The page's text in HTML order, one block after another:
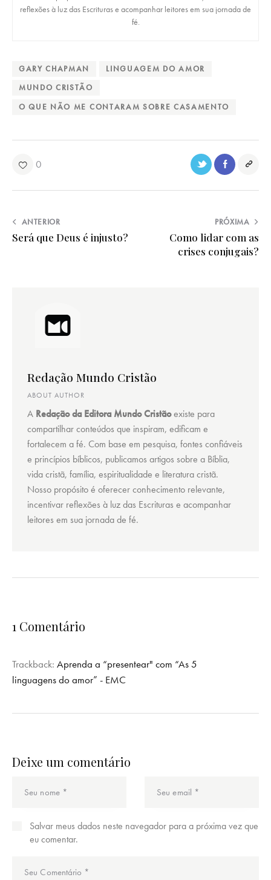
reflexões à luz das Escrituras e acompanhar leitores em sua jornada de
fé.
GARY CHAPMAN
LINGUAGEM DO AMOR
MUNDO CRISTÃO
O QUE NÃO ME CONTARAM SOBRE CASAMENTO
0
ANTERIOR
Será que Deus é injusto?
PRÓXIMA
Como lidar com as
crises conjugais?
Redação Mundo Cristão
ABOUT AUTHOR
A Redação da Editora Mundo Cristãoexiste para
compartilhar conteúdos que inspiram, edificam e
fortalecem a fé. Com base em pesquisa, fontes confiáveis
e princípios bíblicos, publicamos artigos sobre a Bíblia,
vida cristã, família, espiritualidade e literatura cristã.
Nosso propósito é oferecer conhecimento relevante,
incentivar reflexões à luz das Escrituras e acompanhar
leitores em sua jornada de fé.
1 Comentário
Trackback: Aprenda a “presentear" com “As 5
linguagens do amor” - EMC
Deixe um comentário
Salvar meus dados neste navegador para a próxima vez que
eu comentar.